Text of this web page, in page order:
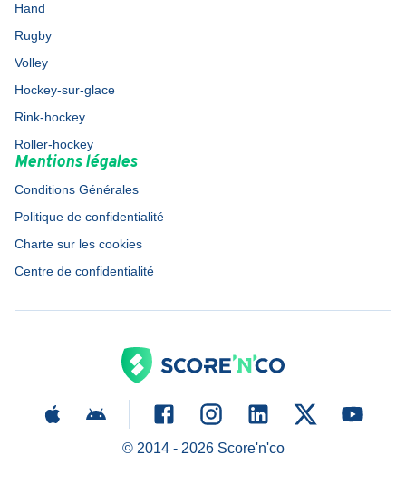
Hand
Rugby
Volley
Hockey-sur-glace
Rink-hockey
Roller-hockey
Mentions légales
Conditions Générales
Politique de confidentialité
Charte sur les cookies
Centre de confidentialité
© 2014 - 2026Score'n'co